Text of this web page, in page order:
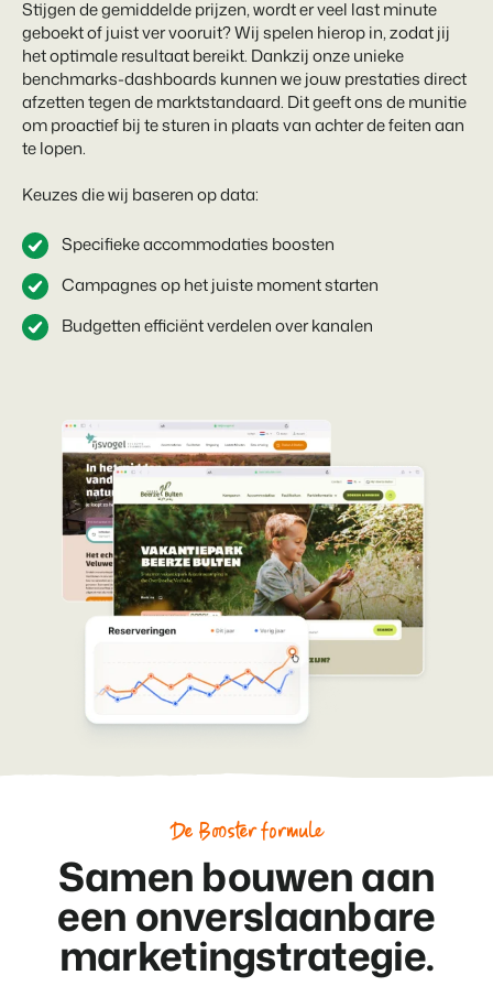
Stijgen de gemiddelde prijzen, wordt er veel last minute
geboekt of juist ver vooruit? Wij spelen hierop in, zodat jij
het optimale resultaat bereikt. Dankzij onze unieke
benchmarks-dashboards kunnen we jouw prestaties direct
afzetten tegen de marktstandaard. Dit geeft ons de munitie
om proactief bij te sturen in plaats van achter de feiten aan
te lopen.
Keuzes die wij baseren op data:
Specifieke accommodaties boosten
Campagnes op het juiste moment starten
Budgetten efficiënt verdelen over kanalen
De Booster formule
Samen bouwen aan
een onverslaanbare
marketingstrategie.